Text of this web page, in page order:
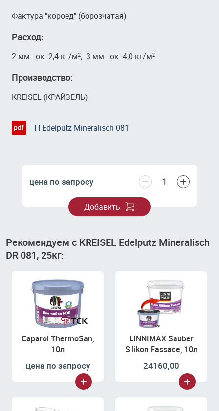
Фактура "короед" (борозчатая)
Расход:
2 мм - ок. 2,4 кг/м2; 3 мм - ок. 4,0 кг/м2
Производство:
KREISEL (КРАЙЗЕЛЬ)
TI Edelputz Mineralisch 081
цена по запросу − +
Добавить
Рекомендуем с KREISEL Edelputz Mineralisch
DR 081, 25кг:
Caparol ThermoSan,
10л
цена по запросу
LINNIMAX Sauber
Silikon Fassade, 10л
24160,00